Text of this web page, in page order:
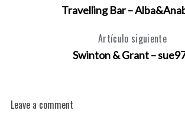
Travelling Bar –
Artículo siguiente
Swinton & Grant –
Leave a comment